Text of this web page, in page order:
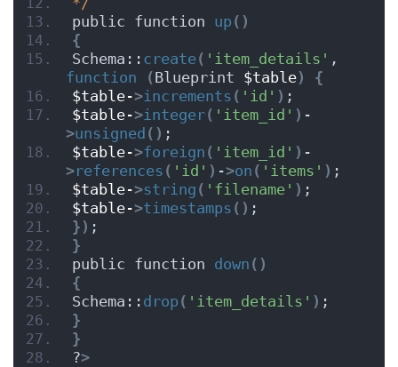
public function up ()
{
Schema:: create( 'item_details'
function
(Blueprint $table)
{
$table->increments ( 'id' ) ;
$table->integer( 'item_id' ) -
>unsigned () ;
$table->foreign ( 'item_id' ) -
>references ( 'id' ) ->on ( 'items' ) ;
$table->string ( 'filename' ) ;
$table->timestamps () ;
}) ;
}
public function down ()
{
Schema:: drop ( 'item_details' ) ;
}
}
?>